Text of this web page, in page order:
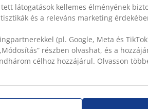
látogatások kellemes élményének
és a releváns marketing
(pl. Google, Meta és
részben olvashat, és a
célhoz hozzájárul. Olvasson